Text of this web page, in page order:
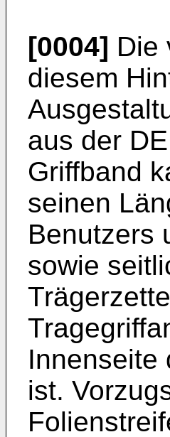
[0004] Die
diesem
aus der
Griffband
seinen
Benutzers
sowie
Innenseite
ist.